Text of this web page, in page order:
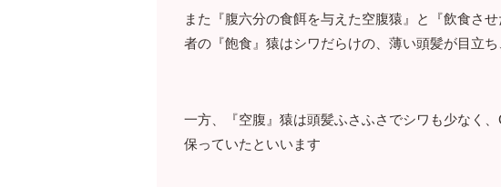
また『腹六分の食餌を与えた空腹猿』と『飲食さ
者の『飽食』猿はシワだらけの、薄い頭髪が目立
一方、『空腹』猿は頭髪ふさふさでシワも少なく
保っていたといいます